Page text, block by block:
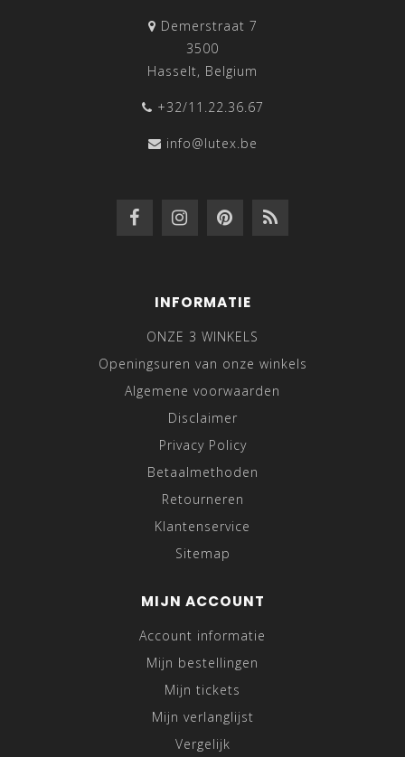
Demerstraat 7
3500
Hasselt, Belgium
+32/11.22.36.67
info@lutex.be
INFORMATIE
ONZE 3 WINKELS
Openingsuren van onze winkels
Algemene voorwaarden
Disclaimer
Privacy Policy
Betaalmethoden
Retourneren
Klantenservice
Sitemap
MIJN ACCOUNT
Account informatie
Mijn bestellingen
Mijn tickets
Mijn verlanglijst
Vergelijk